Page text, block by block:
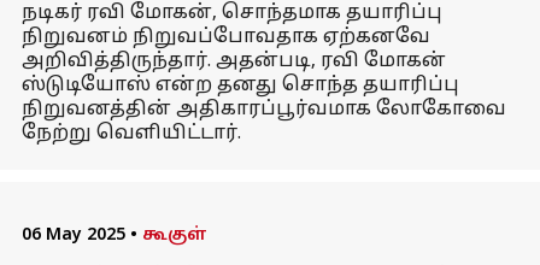
நடிகர் ரவி மோகன், சொந்தமாக தயாரிப்பு
நிறுவனம் நிறுவப்போவதாக ஏற்கனவே
அறிவித்திருந்தார். அதன்படி, ரவி மோகன்
ஸ்டுடியோஸ் என்ற தனது சொந்த தயாரிப்பு
நிறுவனத்தின் அதிகாரப்பூர்வமாக லோகோவை
நேற்று வெளியிட்டார்.
06 May 2025 • கூகுள்